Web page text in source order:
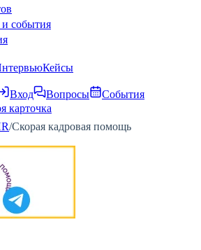
события
Кейсы
Вход Вопросы
События
карточка
/Скорая кадровая помощь